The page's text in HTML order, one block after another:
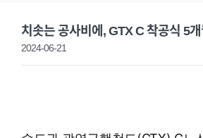
치솟는 공사비에, GTX C 착공식 5
2024-06-21